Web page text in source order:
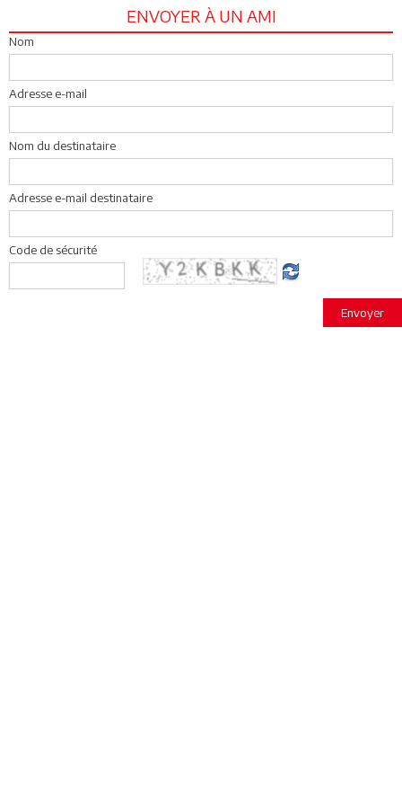
ENVOYER À UN AMI
Nom
Adresse e-mail
Nom du destinataire
Adresse e-mail destinataire
Code de sécurité
Envoyer